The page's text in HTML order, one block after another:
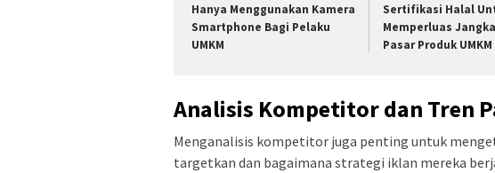
Hanya Menggunakan Kamera
Smartphone Bagi Pelaku
UMKM
Sertifikasi Halal
Memperluas
Pasar Produk
Analisis Kompetitor dan Tren
Menganalisis kompetitor juga penting untuk
targetkan dan bagaimana strategi iklan mereka